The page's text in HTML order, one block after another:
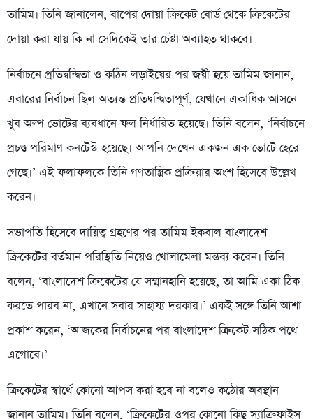
তামিম। তিনি জানালেন, বাপের দোয়া ক্রিকেট বোর্ড থেকে ক্রিকেটের
দোয়া করা যায় কি না সেদিকেই তার চেষ্টা অব্যাহত থাকবে।
নির্বাচনে প্রতিদ্বন্দ্বিতা ও কঠিন লড়াইয়ের পর জয়ী হয়ে তামিম জানান,
এবারের নির্বাচন ছিল অত্যন্ত প্রতিদ্বন্দ্বিতাপূর্ণ, যেখানে একাধিক আসনে
খুব অল্প ভোটের ব্যবধানে ফল নির্ধারিত হয়েছে। তিনি বলেন, ‘নির্বাচনে
প্রচণ্ড পরিমাণ কনটেস্ট হয়েছে। আপনি দেখেন একজন এক ভোটে হেরে
গেছে।’ এই ফলাফলকে তিনি গণতান্ত্রিক প্রক্রিয়ার অংশ হিসেবে উল্লেখ
করেন।
সভাপতি হিসেবে দায়িত্ব গ্রহণের পর তামিম ইকবাল বাংলাদেশ
ক্রিকেটের বর্তমান পরিস্থিতি নিয়েও খোলামেলা মন্তব্য করেন। তিনি
বলেন, ‘বাংলাদেশ ক্রিকেটের যে সম্মানহানি হয়েছে, তা আমি একা ঠিক
করতে পারব না, এখানে সবার সাহায্য দরকার।’ একই সঙ্গে তিনি আশা
প্রকাশ করেন, ‘আজকের নির্বাচনের পর বাংলাদেশ ক্রিকেট সঠিক পথে
এগোবে।’
ক্রিকেটের স্বার্থে কোনো আপস করা হবে না বলেও কঠোর অবস্থান
জানান তামিম। তিনি বলেন, ‘ক্রিকেটের ওপর কোনো কিছু স্যাক্রিফাইস